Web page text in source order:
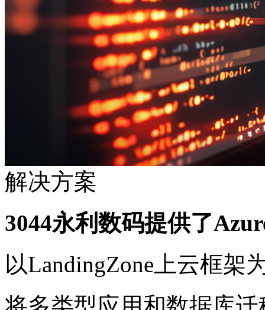
解决方案
3044永利数码提供了
以LandingZone上云框架